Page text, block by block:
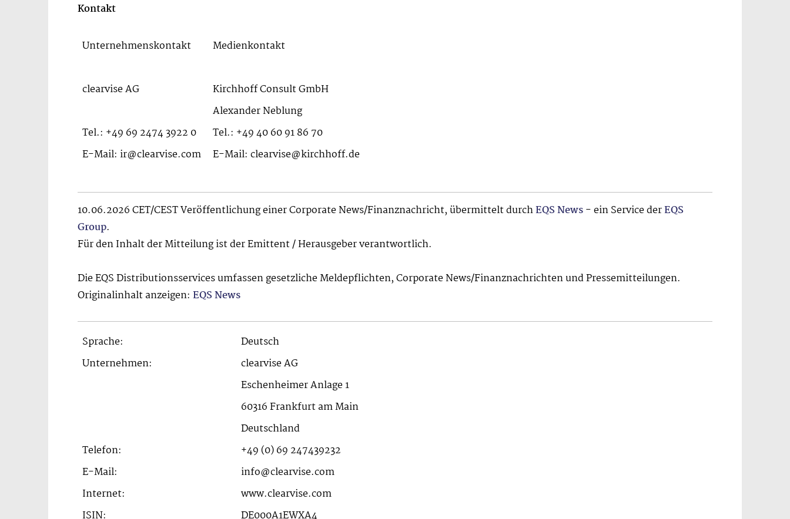
Kontakt
Unternehmenskontakt Medienkontakt
clearvise AG
Kirchhoff Consult GmbH
Alexander Neblung
Tel.: +49 69 2474 3922 0
Tel.: +49 40 60 91 86 70
E-Mail: ir@clearvise.com
E-Mail: clearvise@kirchhoff.de
10.06.2026 CET/CEST Veröffentlichung einer Corporate News/Finanznachricht, übermittelt durchEQS News- ein Service derEQS
Group.
Für den Inhalt der Mitteilung ist der Emittent / Herausgeber verantwortlich.
Die EQS Distributionsservices umfassen gesetzliche Meldepflichten, Corporate News/Finanznachrichten und Pressemitteilungen.
Originalinhalt anzeigen: EQS News
Sprache:
Deutsch
Unternehmen:
clearvise AG
Eschenheimer Anlage 1
60316 Frankfurt am Main
Deutschland
Telefon:
+49 (0) 69 247439232
E-Mail:
info@clearvise.com
Internet:
www.clearvise.com